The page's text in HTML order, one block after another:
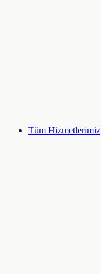
Tüm Hizmetlerimiz